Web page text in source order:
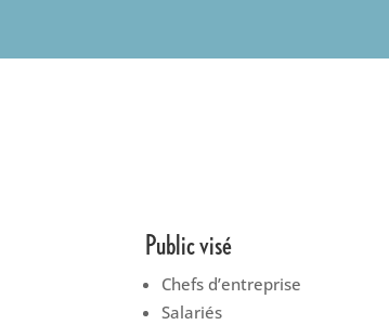
Public visé
Chefs d’entreprise
Salariés